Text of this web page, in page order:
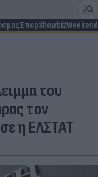
ΣπορShowbizWeekend
του
τον
η ΕΛΣΤΑΤ